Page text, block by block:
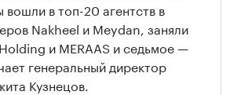
в топ-20 агентств в
Nakheel и Meydan, заняли
и MERAAS и седьмое —
генеральный директор
Кузнецов.